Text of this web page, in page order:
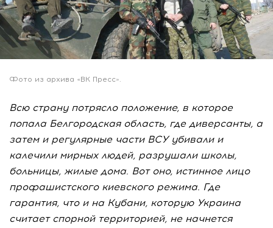
Фото из архива «ВК Пресс».
Всю страну потрясло положение, в которое
попала Белгородская область, где диверсанты, а
затем и регулярные части ВСУ убивали и
калечили мирных людей, разрушали школы,
больницы, жилые дома. Вот оно, истинное лицо
профашистского киевского режима. Где
гарантия, что и на Кубани, которую Украина
считает спорной территорией, не начнется